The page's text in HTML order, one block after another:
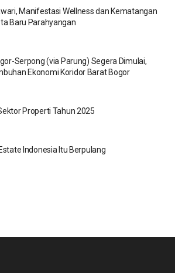
Manifestasi Wellness dan Kematangan
Baru Parahyangan
Serpong (via Parung) Segera Dimulai,
Ekonomi Koridor Barat Bogor
Properti Tahun 2025
Indonesia Itu Berpulang